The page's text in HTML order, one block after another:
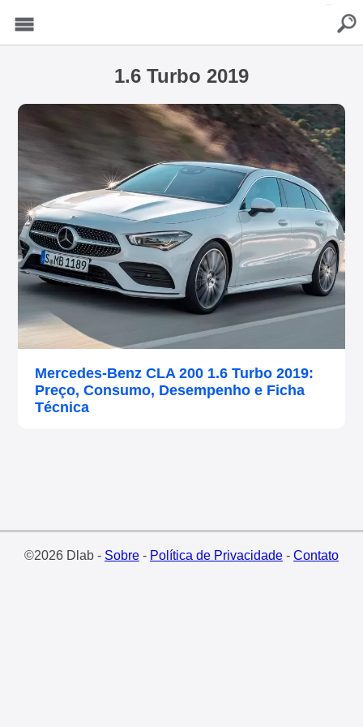
1.6 Turbo 2019
Mercedes-Benz CLA 200 1.6 Turbo 2019:
Preço, Consumo, Desempenho e Ficha
Técnica
©2026 Dlab - Sobre- Política de Privacidade- Contato